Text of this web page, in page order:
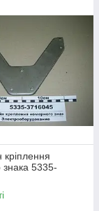
5335-